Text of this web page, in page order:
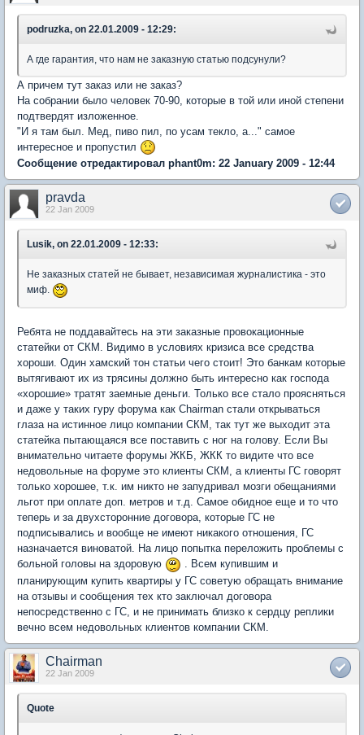
podruzka, on 22.01.2009 - 12:29:
А где гарантия, что нам не заказную статью подсунули?
А причем тут заказ или не заказ?
На собрании было человек 70-90, которые в той или иной степени
подтвердят изложенное.
"И я там был. Мед, пиво пил, по усам текло, а..." самое
интересное и пропустил
Сообщение отредактировал phant0m: 22 January 2009 - 12:44
pravda
22 Jan 2009
Lusik, on 22.01.2009 - 12:33:
Не заказных статей не бывает, независимая журналистика - это
миф.
Ребята не поддавайтесь на эти заказные провокационные
статейки от СКМ. Видимо в условиях кризиса все средства
хороши. Один хамский тон статьи чего стоит! Это банкам которые
вытягивают их из трясины должно быть интересно как господа
«хорошие» тратят заемные деньги. Только все стало проясняться
и даже у таких гуру форума как Chairman стали открываться
глаза на истинное лицо компании СКМ, так тут же выходит эта
статейка пытающаяся все поставить с ног на голову. Если Вы
внимательно читаете форумы ЖКБ, ЖКК то видите что все
недовольные на форуме это клиенты СКМ, а клиенты ГС говорят
только хорошее, т.к. им никто не запудривал мозги обещаниями
льгот при оплате доп. метров и т.д. Самое обидное еще и то что
теперь и за двухсторонние договора, которые ГС не
подписывались и вообще не имеют никакого отношения, ГС
назначается виноватой. На лицо попытка переложить проблемы с
больной головы на здоровую
. Всем купившим и
планирующим купить квартиры у ГС советую обращать внимание
на отзывы и сообщения тех кто заключал договора
непосредственно с ГС, и не принимать близко к сердцу реплики
вечно всем недовольных клиентов компании СКМ.
Chairman
22 Jan 2009
Quote